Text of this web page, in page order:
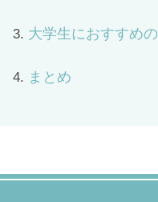
大学生におすすめ
まとめ